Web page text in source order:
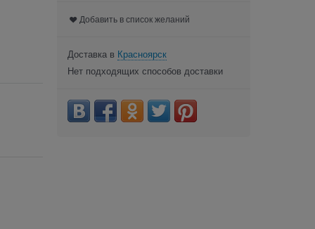
Добавить в список желаний
Доставка в Красноярск
Нет подходящих способов доставки